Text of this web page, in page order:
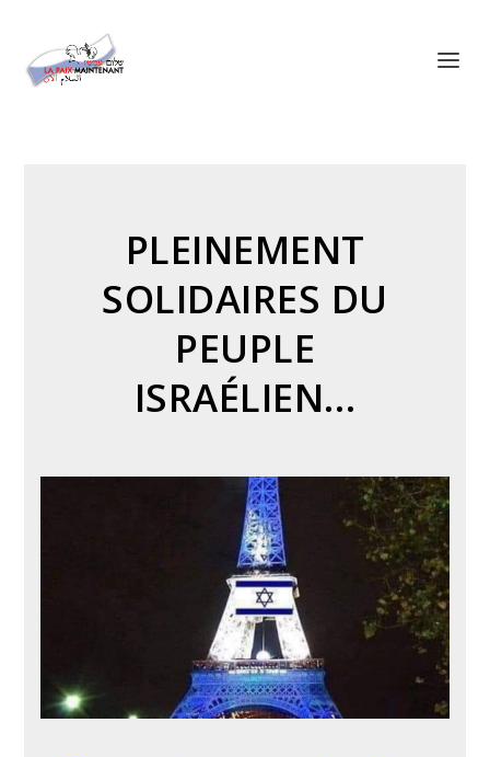
PLEINEMENT
SOLIDAIRES DU
PEUPLE
ISRAÉLIEN…